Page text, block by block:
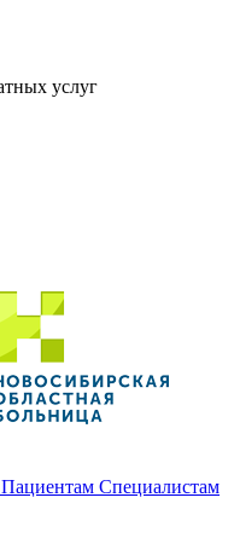
услуг
Пациентам Специалистам